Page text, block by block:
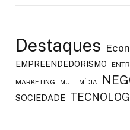
Destaques
EMPREENDEDORISMO
MARKETING MULTIMÍDIA
SOCIEDADE